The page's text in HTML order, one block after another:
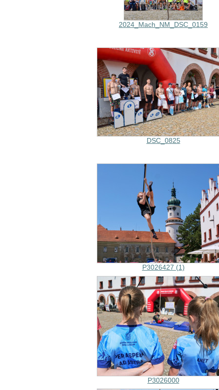
2024_Mach_NM_DSC_0159
DSC_0825
P3026427 (1)
P3026000